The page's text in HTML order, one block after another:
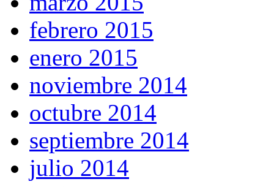
febrero 2015
enero 2015
noviembre 2014
octubre 2014
septiembre 2014
julio 2014